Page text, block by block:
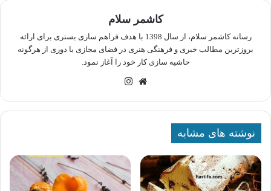
کاشمر سلام
رسانه کاشمر سلام، از سال 1398 با هدف فراهم سازی بستری برای ارائه
بروزترین مطالب خبری و فرهنگی هنری در فضای مجازی با دوری از هرگونه
حاشیه سازی کار خود را آغاز نمود.
وبسایت
نوشته های مشابه